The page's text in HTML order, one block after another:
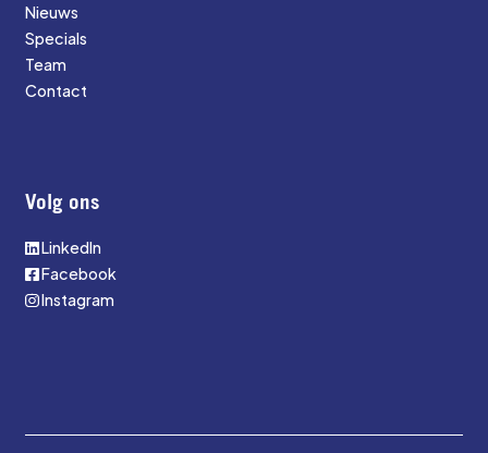
Nieuws
Specials
Team
Contact
Volg ons
LinkedIn
Facebook
Instagram